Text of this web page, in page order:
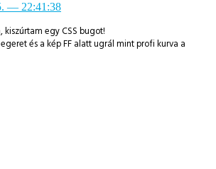
— 22:41:38
egy CSS bugot!
és a kép FF alatt ugrál mint profi kurva a